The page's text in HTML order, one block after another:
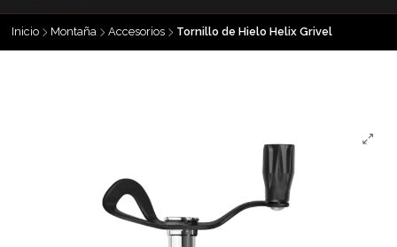
Inicio Montaña Accesorios Tornillo de Hielo Helix Grivel